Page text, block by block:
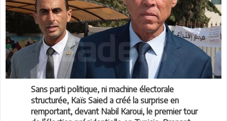
Sans parti politique, ni machine électorale
structurée, Kaïs Saied a créé la surprise en
remportant, devant Nabil Karoui, le premier tour